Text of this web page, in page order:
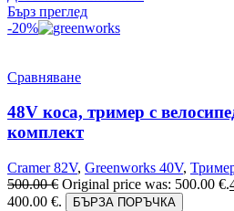
Бърз преглед
-20%
Сравняване
48V коса, тример с
комплект
Cramer 82V, Greenworks 40V,
500.00€ Original price was: 500.00 €.
400.00 €.
БЪРЗА ПОРЪЧКА